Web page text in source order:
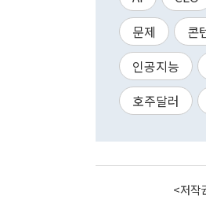
문제
콘
인공지능
호주달러
<저작